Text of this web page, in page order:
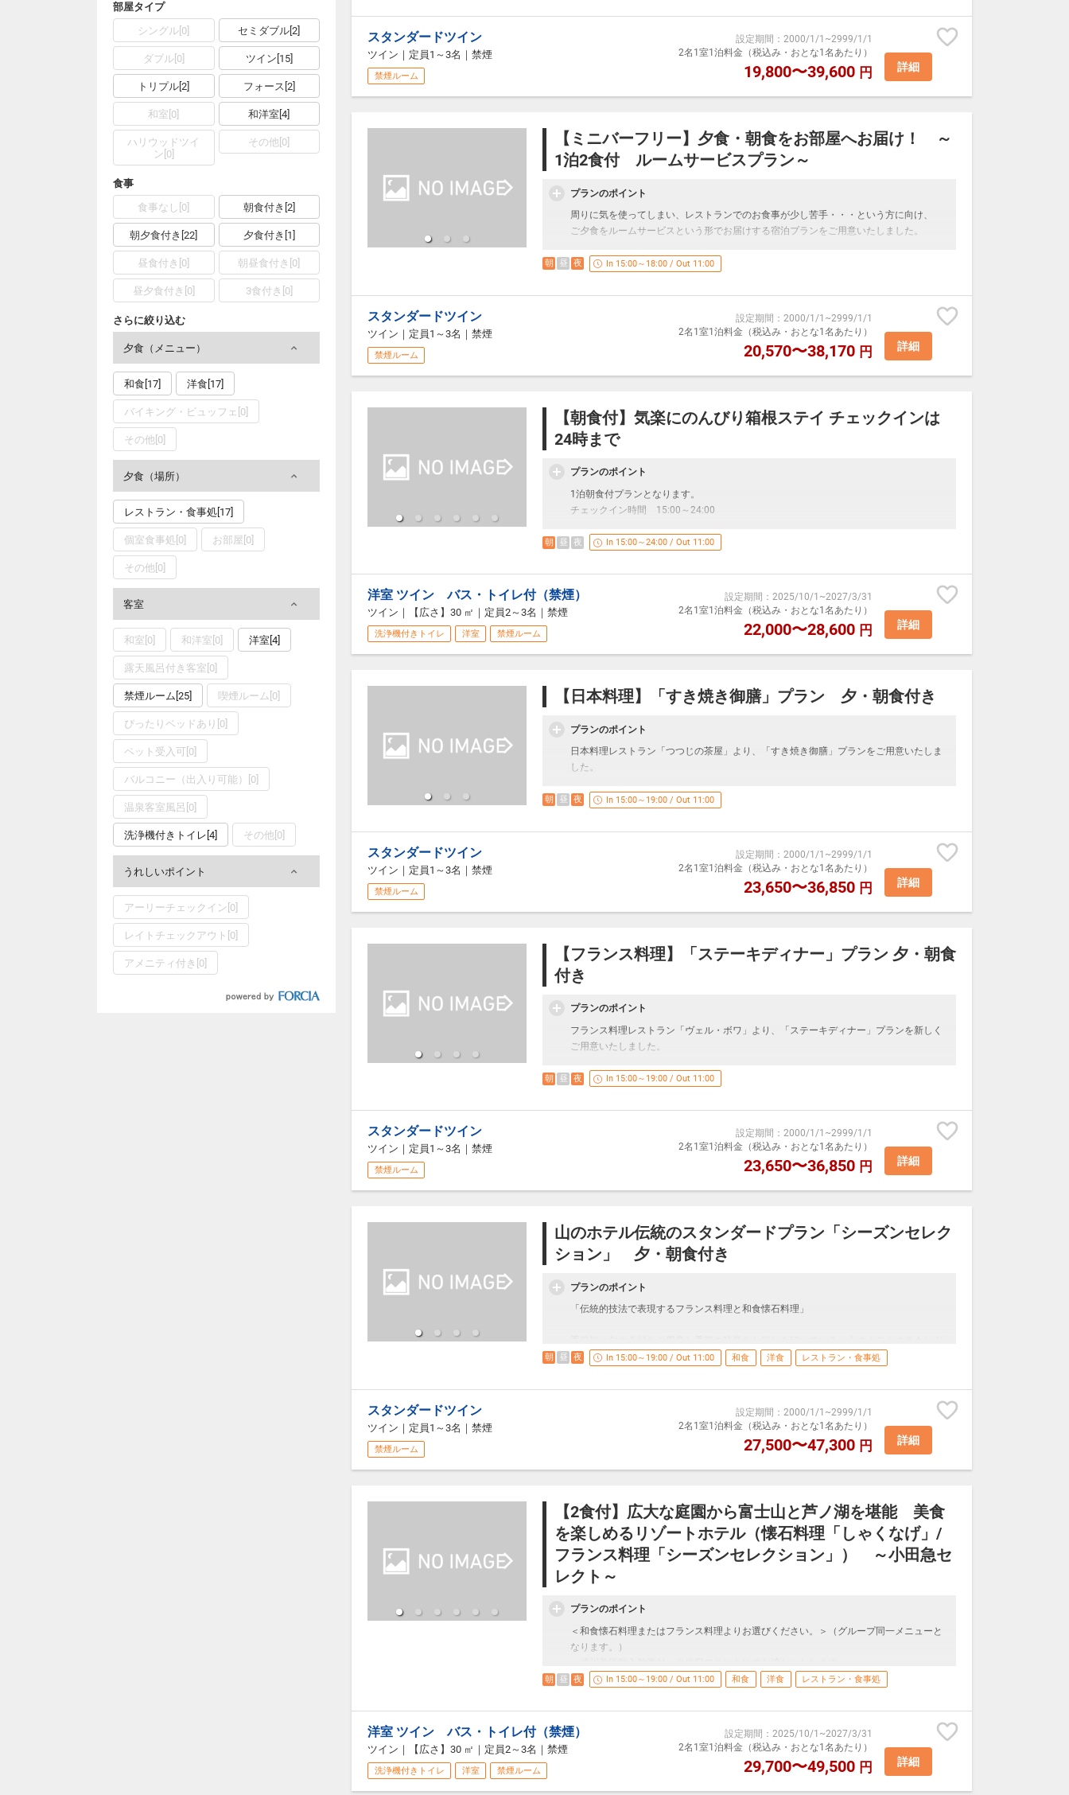
部屋タイプ
シングル[0]
セミダブル[2]
ダブル[0] ツイン[15]
トリプル[2] フォース[2]
和室[0] 和洋室[4]
ハリウッドツイ
ン[0]
その他[0]
食事
食事なし[0]
朝食付き[2]
朝夕食付き[22] 夕食付き[1]
昼食付き[0] 朝昼食付き[0]
昼夕食付き[0] 3食付き[0]
さらに絞り込む
夕食（メニュー）
和食[17] 洋食[17]
バイキング・ビュッフェ[0]
その他[0]
夕食（場所）
レストラン・食事処[17]
個室食事処[0] お部屋[0]
その他[0]
客室
和室[0] 和洋室[0] 洋室[4]
露天風呂付き客室[0]
禁煙ルーム[25] 喫煙ルーム[0]
ぴったりベッドあり[0]
ペット受入可[0]
バルコニー（出入り可能）[0]
温泉客室風呂[0]
洗浄機付きトイレ[4] その他[0]
うれしいポイント
アーリーチェックイン[0]
レイトチェックアウト[0]
アメニティ付き[0]
自家源泉の天然温泉「つつじの湯」は、アルカリ性単純温泉。
の過ごし方は自由自在。
レストランでメニューからあれこれ好きな物をオーダーするも良し、
バーラウンジやスパなどの施設で、くつろぎの時間を過ごすも良し。
お客様のその日のご気分で、最もくつろげるリゾートライフをお楽しみ下さい。
※こちらのプランではご夕食のご用意がございません。
ご夕食をホテル館内のレストランでご希望のお客様は3日前までにご連絡ください。
レストランにてブレックファーストメニューの「スタンダードメニュー」、または「和
朝食」をご用意いたします。
朝のご気分でお好みのレストランへお越し下さい。
【場所】 レストラン「ヴェル・ボワ」または日本食レストラン「つつじの茶屋」
スタンダードツイン
ツイン ｜ 定員1～3名 ｜ 禁煙
禁煙ルーム
設定期間 ： 2000/1/1 ~2999/1/1
2名1室1泊料金（税込み・おとな1名あたり）
19,800〜39,600 円 詳細
【ミニバーフリー】夕食・朝食をお部屋へお届け！ ～
1泊2食付 ルームサービスプラン～
プランのポイント
周りに気を使ってしまい、レストランでのお食事が少し苦手・・・という方に向け、
ご夕食をルームサービスという形でお届けする宿泊プランをご用意いたしました。
ご夕食は夜19：00頃、ルームサービスとして、日本料理をお届けいたします。
ばと思います。
こちらのプランでは、お部屋のミニバーを無料でご利用いただけます。
山のホテルオリジナルアルトビールを含め、ビール4本、缶チューハイ1本がご利用いた
だけますので、お部屋飲みの方におすすめです。
※ソフトドリンクにも変更可能です、ご変更の際はお申し付けください。
目前に広がる、芦ノ湖や庭園の景色を眺めながら、清々しいひと時をお過ごしください
ませ。
■特 典■
「缶ビール3種各1本・山のホテルオリジナルアルトビール1本・缶チューハイ1本」
■ご夕食■
19：00頃、お食事をお部屋へお届けいたします。
8：00～8：30のお時間内に、お部屋でお召し上がりいただける
「モーニングボックス」をお部屋へお届けいたします。
お肌をすべすべにする「美肌の湯」を、ゆったりとご堪能ください。
朝 昼 夜 In 15:00～18:00 / Out 11:00
スタンダードツイン
ツイン ｜ 定員1～3名 ｜ 禁煙
禁煙ルーム
設定期間 ： 2000/1/1 ~2999/1/1
2名1室1泊料金（税込み・おとな1名あたり）
20,570〜38,170 円 詳細
【朝食付】気楽にのんびり箱根ステイ チェックインは
24時まで
プランのポイント
1泊朝食付プランとなります。
チェックイン時間 15:00～24:00
・成川美術館入館券付 ※当日フロントにてお渡しいたします
朝 昼 夜 In 15:00～24:00 / Out 11:00
洋室 ツイン バス・トイレ付（禁煙）
ツイン ｜ 【広さ】30 ㎡ ｜ 定員2～3名 ｜ 禁煙
洗浄機付きトイレ 洋室 禁煙ルーム
設定期間 ： 2025/10/1 ~2027/3/31
2名1室1泊料金（税込み・おとな1名あたり）
22,000〜28,600 円 詳細
【日本料理】「すき焼き御膳」プラン 夕・朝食付き
プランのポイント
日本料理レストラン「つつじの茶屋」より、「すき焼き御膳」プランをご用意いたしま
した。
六種盛りの前菜と牛すき焼き、お造り、お食事、水菓子を添えた御膳となります。
落ち着きのある日本料理レストラン「つつじの茶屋」にて、素材の持ち味を活かしたご
〇アレルギー等の食事制限があるお客様に関しましては、安全に提供するため詳細をお
伺いしております。
〇特別プランにつき、他のご優待券や割引制度はご利用いただけませんので予めご了承
レストランにてすき焼き御膳をご用意いたします。
【場所】 日本食レストラン「つつじの茶屋」
■ご朝食■
朝のご気分でお好みのレストランへお越し下さい。
【場所】 レストラン「ヴェル・ボワ」または日本食レストラン「つつじの茶屋」
お肌をすべすべにする「美肌の湯」を、ゆったりとご堪能ください。
朝 昼 夜 In 15:00～19:00 / Out 11:00
スタンダードツイン
ツイン ｜ 定員1～3名 ｜ 禁煙
禁煙ルーム
設定期間 ： 2000/1/1 ~2999/1/1
2名1室1泊料金（税込み・おとな1名あたり）
23,650〜36,850 円 詳細
【フランス料理】「ステーキディナー」プラン 夕・朝食
付き
プランのポイント
フランス料理レストラン「ヴェル・ボワ」より、「ステーキディナー」プランを新しく
ご用意いたしました。
本日のポタージュ、国産牛ロースステーキとポムフリット、パティシエからのスイー
ステーキをメインとした、シンプルですがボリュームのあるお料理を特別価格にてお召
し上がりいただけます。ご夕食を愉しむとともに季節ごとに様々な表情を見せる庭園の
散策に、お肌がすべすべになる”美肌の湯”の温泉とで優雅に湖畔のホテルステイをお愉し
伺いしております。
該当人数、食材、詳細（お出汁、つなぎ、加熱の可否）のご記入にご協力下さい。
ください。
■ご夕食■
レストランにてステーキディナーをご用意いたします。
レストランにてブレックファーストメニューの「スタンダードメニュー」、または「和
■温 泉■
自家源泉の天然温泉「つつじの湯」は、アルカリ性単純温泉。
豊富な湯量のため、加水なしでお楽しみいただけるのが自慢です。
お肌をすべすべにする「美肌の湯」を、ゆったりとご堪能ください。
朝 昼 夜 In 15:00～19:00 / Out 11:00
スタンダードツイン
ツイン ｜ 定員1～3名 ｜ 禁煙
禁煙ルーム
設定期間 ： 2000/1/1 ~2999/1/1
2名1室1泊料金（税込み・おとな1名あたり）
23,650〜36,850 円 詳細
山のホテル伝統のスタンダードプラン「シーズンセレク
ション」 夕・朝食付き
プランのポイント
「伝統的技法で表現するフランス料理と和食懐石料理」
ードプランです。
フランス料理は、古き良き時代の技法をベースに仕上げる魚介や野菜、香ばしい肉料理
懐石料理は、繊細な技が紡ぐ四季折々の物語を一皿一皿に描きます。
箱根の伝統を受け継ぐホテルのスタンダードプラン、是非お愉しみ下さい。
■ご夕食■
箱根の季節を感じさせる、山のホテル伝統の「シーズンセレクション」を心ゆくまでご
堪能ください。
ご予約の際に「フランス料理」または「日本料理」からご希望をお選びください。
■ご朝食■
レストランにてブレックファーストメニューの「スタンダードメニュー」、または「和
朝のご気分でお好みのレストランへお越し下さい。
【場所】 レストラン「ヴェル・ボワ」または日本食レストラン「つつじの茶屋」
自家源泉の天然温泉「つつじの湯」は、アルカリ性単純温泉。
豊富な湯量のため、加水なしでお楽しみいただけるのが自慢です。
お肌をすべすべにする“美肌の湯”を、ゆったりとご堪能ください。
朝 昼 夜 In 15:00～19:00 / Out 11:00 和食 洋食 レストラン・食事処
スタンダードツイン
ツイン ｜ 定員1～3名 ｜ 禁煙
禁煙ルーム
設定期間 ： 2000/1/1 ~2999/1/1
2名1室1泊料金（税込み・おとな1名あたり）
27,500〜47,300 円 詳細
【2食付】広大な庭園から富士山と芦ノ湖を堪能 美食
を楽しめるリゾートホテル（懐石料理「しゃくなげ」/
フランス料理「シーズンセレクション」） ～小田急セ
レクト～
プランのポイント
＜和食懐石料理またはフランス料理よりお選びください。＞（グループ同一メニューと
なります。）
・朝食を昼食に変更ができます ※チェックイン時にお申し出ください。
朝 昼 夜 In 15:00～19:00 / Out 11:00 和食 洋食 レストラン・食事処
洋室 ツイン バス・トイレ付（禁煙）
ツイン ｜ 【広さ】30 ㎡ ｜ 定員2～3名 ｜ 禁煙
洗浄機付きトイレ 洋室 禁煙ルーム
設定期間 ： 2025/10/1 ~2027/3/31
2名1室1泊料金（税込み・おとな1名あたり）
29,700〜49,500 円 詳細